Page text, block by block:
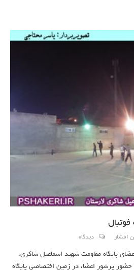
افشار دیدگاه
پایگاه مقاومت شهید اسماعیل شاکری،